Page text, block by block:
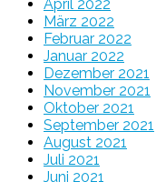
April 2022
März 2022
Februar 2022
Januar 2022
Dezember 2021
November 2021
Oktober 2021
September 2021
August 2021
Juli 2021
Juni 2021